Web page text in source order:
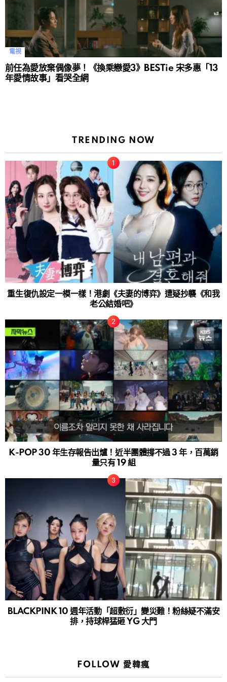
電視
前任為愛放棄偶像夢！《換乘戀愛3》BESTie 宋多惠「13
年愛情故事」看哭全網
TRENDING NOW
重生復仇設定一模一樣！港劇《夫妻的博弈》遭疑抄襲《和我
老公結婚吧》
K-POP 30 年生存報告出爐！近半團體撐不過 3 年，百萬銷
量只有 19 組
BLACKPINK 10 週年活動「超敷衍」變災難！粉絲疑不滿安
排，持球桿猛砸 YG 大門
FOLLOW 愛韓瘋